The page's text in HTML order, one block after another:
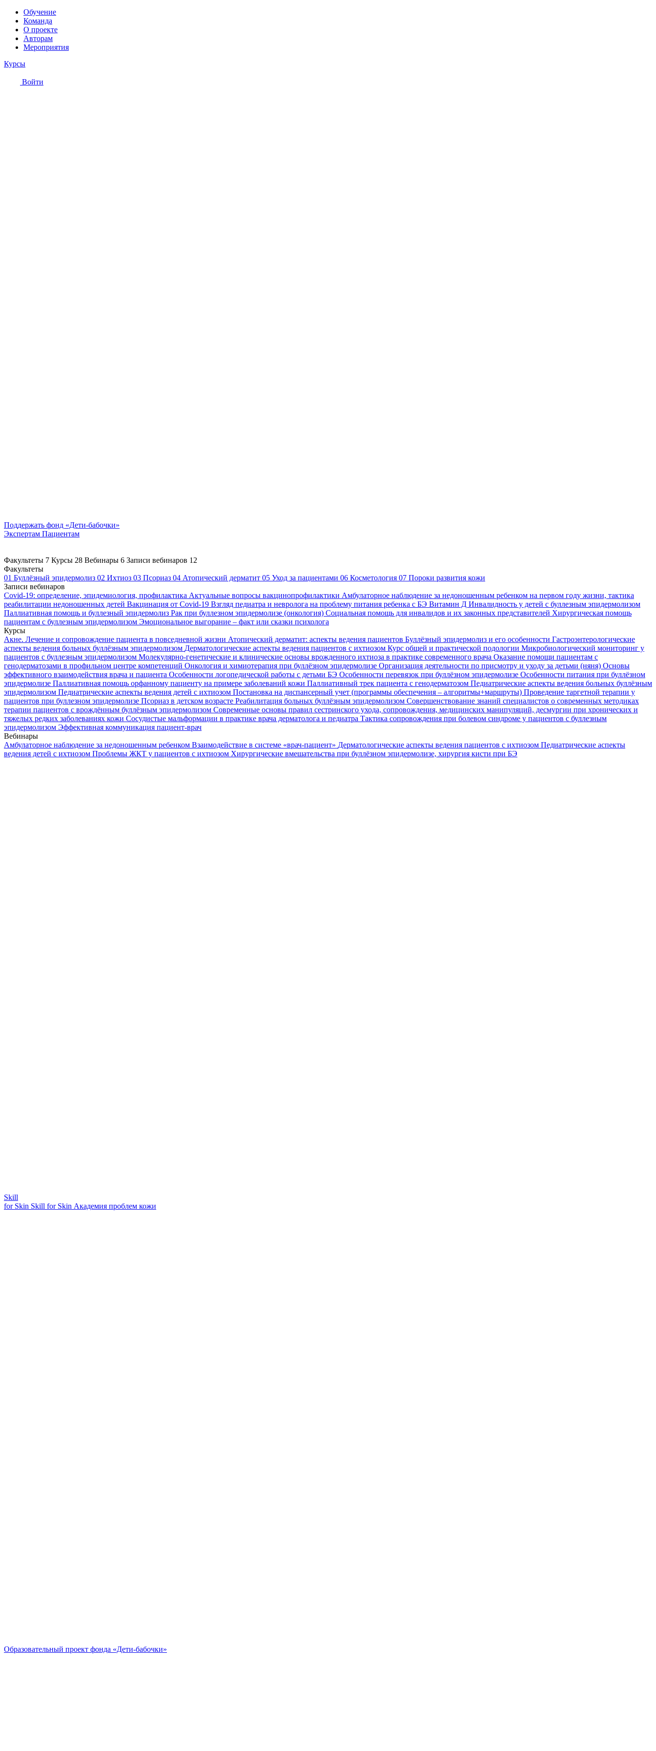
Обучение
Команда
О проекте
Авторам
Мероприятия
Курсы
Войти
Поддержать фонд «Дети-бабочки»
Экспертам Пациентам
Факультеты 7 Курсы 28 Вебинары 6 Записи вебинаров 12
Факультеты
01 Буллёзный эпидермолиз 02 Ихтиоз 03 Псориаз 04 Атопический дерматит 05 Уход за пациентами 06 Косметология 07 Пороки развития кожи
Записи вебинаров
Covid-19: определение, эпидемиология, профилактика Актуальные вопросы вакцинопрофилактики Амбулаторное наблюдение за недоношенным ребенком на первом году жизни, тактика
реабилитации недоношенных детей Вакцинация от Covid-19 Взгляд педиатра и невролога на проблему питания ребенка с БЭ Витамин Д Инвалидность у детей с буллезным эпидермолизом
Паллиативная помощь и буллезный эпидермолиз Рак при буллезном эпидермолизе (онкология) Социальная помощь для инвалидов и их законных представителей Хирургическая помощь
пациентам с буллезным эпидермолизом Эмоциональное выгорание – факт или сказки психолога
Курсы
Акне. Лечение и сопровождение пациента в повседневной жизни Атопический дерматит: аспекты ведения пациентов Буллёзный эпидермолиз и его особенности Гастроэнтерологические
аспекты ведения больных буллёзным эпидермолизом Дерматологические аспекты ведения пациентов с ихтиозом Курс общей и практической подологии Микробиологический мониторинг у
пациентов с буллезным эпидермолизом Молекулярно-генетические и клинические основы врожденного ихтиоза в практике современного врача Оказание помощи пациентам с
генодерматозами в профильном центре компетенций Онкология и химиотерапия при буллёзном эпидермолизе Организация деятельности по присмотру и уходу за детьми (няня) Основы
эффективного взаимодействия врача и пациента Особенности логопедической работы с детьми БЭ Особенности перевязок при буллёзном эпидермолизе Особенности питания при буллёзном
эпидермолизе Паллиативная помощь орфанному пациенту на примере заболеваний кожи Паллиативный трек пациента с генодерматозом Педиатрические аспекты ведения больных буллёзным
эпидермолизом Педиатрические аспекты ведения детей с ихтиозом Постановка на диспансерный учет (программы обеспечения – алгоритмы+маршруты) Проведение таргетной терапии у
пациентов при буллезном эпидермолизе Псориаз в детском возрасте Реабилитация больных буллёзным эпидермолизом Совершенствование знаний специалистов о современных методиках
терапии пациентов с врождённым буллёзным эпидермолизом Современные основы правил сестринского ухода, сопровождения, медицинских манипуляций, десмургии при хронических и
тяжелых редких заболеваниях кожи Сосудистые мальформации в практике врача дерматолога и педиатра Тактика сопровождения при болевом синдроме у пациентов с буллезным
эпидермолизом Эффективная коммуникация пациент-врач
Вебинары
Амбулаторное наблюдение за недоношенным ребенком Взаимодействие в системе «врач-пациент» Дерматологические аспекты ведения пациентов с ихтиозом Педиатрические аспекты
ведения детей с ихтиозом Проблемы ЖКТ у пациентов с ихтиозом Хирургические вмешательства при буллёзном эпидермолизе, хирургия кисти при БЭ
Skill
for Skin Skill for Skin Академия проблем кожи
Образовательный проект фонда «Дети-бабочки»